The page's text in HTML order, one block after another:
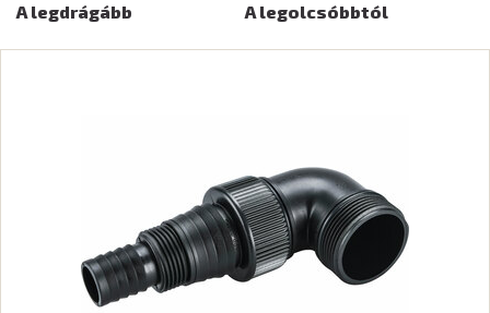
A legdrágább
A legolcsóbbtól